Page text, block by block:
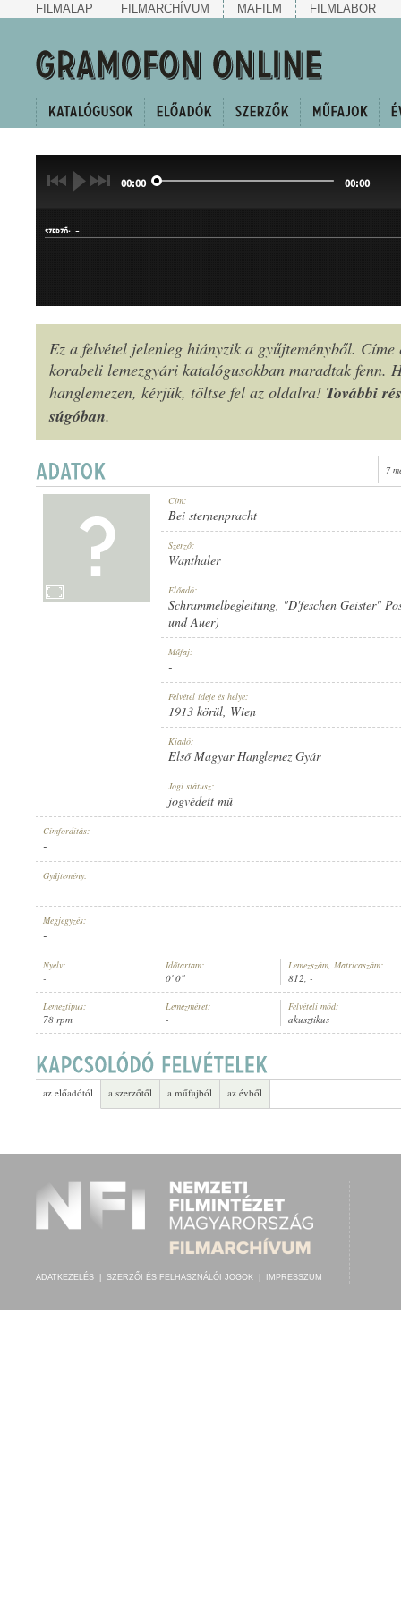
FILMALAP FILMARCHÍVUM MAFILM FILMLABOR
00:00 00:00
SZERZŐ: -
MŰFAJ:
ELSŐ MAGYAR HANGLEMEZ GYÁR
Ez a felvétel jelenleg hiányzik a gyűjteményből. Címe
korabeli lemezgyári katalógusokban maradtak fenn.
hanglemezen, kérjük, töltse fel az oldalra! További
súgóban.
7
Cím:
Bei sternenpracht
Szerző:
Wanthaler
Előadó:
Schrammelbegleitung, "D'feschen Geister"
und Auer)
Műfaj:
-
Felvétel ideje és helye:
1913 körül, Wien
Kiadó:
Első Magyar Hanglemez Gyár
Jogi státusz:
jogvédett mű
Címfordítás:
-
Gyűjtemény:
-
Megjegyzés:
-
Nyelv:
-
Időtartam:
0' 0"
Lemezszám, Matricaszám:
812, -
Lemeztípus:
78 rpm
Lemezméret:
-
Felvételi mód:
akusztikus
az előadótól a szerzőtől a műfajból az évből
ADATKEZELÉS SZERZŐI ÉS FELHASZNÁLÓI JOGOK IMPRESSZUM